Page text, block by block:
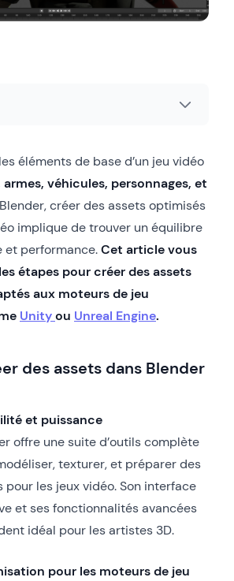
éléments de base d’un jeu vidéo
véhicules, personnages, et
créer des assets optimisés
implique de trouver un équilibre
et performance.Cet article vous
étapes pour créer des assets
aux moteurs de jeu
Unityou Unreal Engine.
des assets dans Blender
et puissance
offre une suite d’outils complète
texturer, et préparer des
pour les jeux vidéo. Son interface
et ses fonctionnalités avancées
idéal pour les artistes 3D.
pour les moteurs de jeu